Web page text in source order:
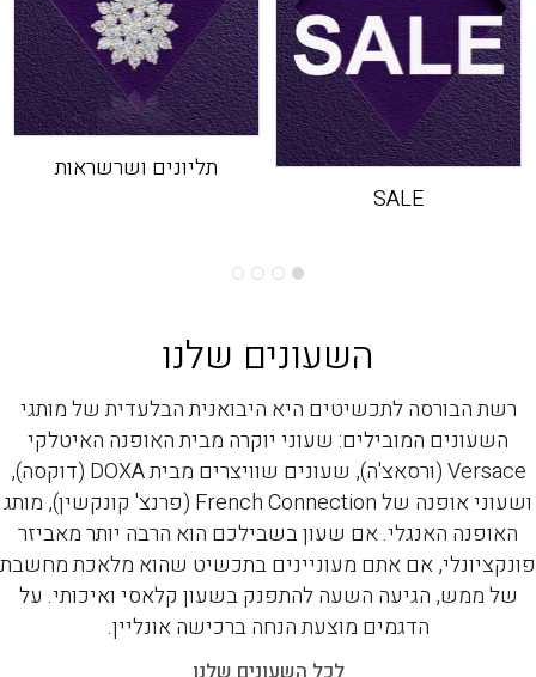
SALE
תליונים ושרשראות
השעונים שלנו
רשת הבורסה לתכשיטים היא היבואנית הבלעדית של מותגי
השעונים המובילים: שעוני יוקרה מבית האופנה האיטלקי
Versace (ורסאצ'ה), שעונים שוויצרים מבית DOXA (דוקסה),
ושעוני אופנה של French Connection (פרנצ' קונקשין), מותג
האופנה האנגלי. אם שעון בשבילכם הוא הרבה יותר מאביזר
פונקציונלי, אם אתם מעוניינים בתכשיט שהוא מלאכת מחשבת
של ממש, הגיעה השעה להתפנק בשעון קלאסי ואיכותי. על
הדגמים מוצעת הנחה ברכישה אונליין.